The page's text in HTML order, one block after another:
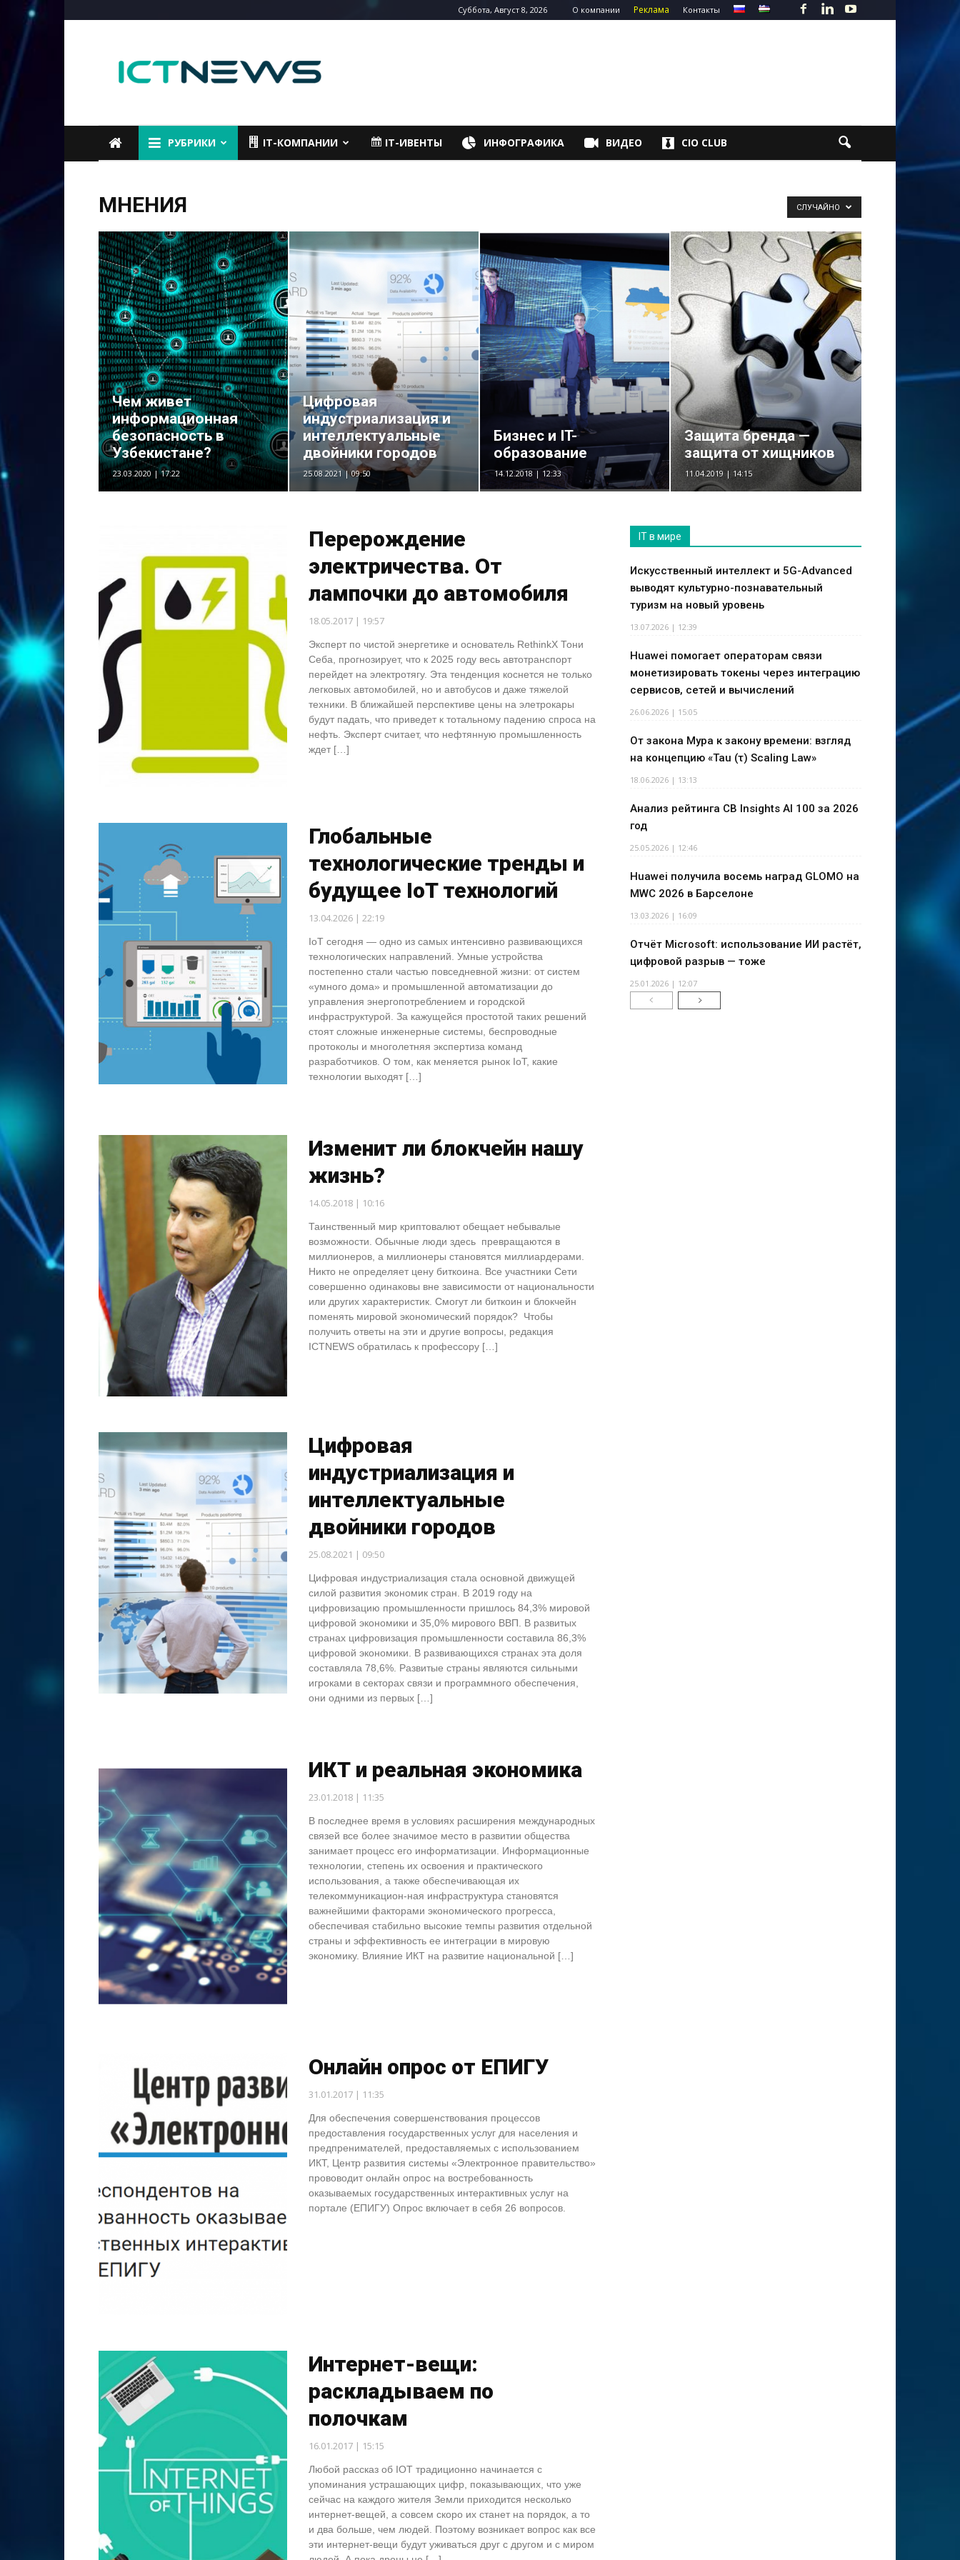
Суббота, Август 8, 2026 О компании Реклама Контакты
РУБРИКИ IT-КОМПАНИИ IT-ИВЕНТЫ ИНФОГРАФИКА ВИДЕО CIO CLUB
МНЕНИЯ СЛУЧАЙНО
Чем живет
информационная
безопасность в
Узбекистане?
23.03.2020 | 17:22
Цифровая
индустриализация и
интеллектуальные
двойники городов
25.08.2021 | 09:50
Бизнес и IT-
образование
14.12.2018 | 12:33
Защита бренда —
защита от хищников
11.04.2019 | 14:15
Перерождение
электричества. От
лампочки до автомобиля
18.05.2017 | 19:57
Эксперт по чистой энергетике и основатель RethinkX Тони
Себа, прогнозирует, что к 2025 году весь автотранспорт
перейдет на электротягу. Эта тенденция коснется не только
легковых автомобилей, но и автобусов и даже тяжелой
техники. В ближайшей перспективе цены на элетрокары
будут падать, что приведет к тотальному падению спроса на
нефть. Эксперт считает, что нефтянную промышленность
ждет […]
Глобальные
технологические тренды и
будущее IoT технологий
13.04.2026 | 22:19
IoT сегодня — одно из самых интенсивно развивающихся
технологических направлений. Умные устройства
постепенно стали частью повседневной жизни: от систем
«умного дома» и промышленной автоматизации до
управления энергопотреблением и городской
инфраструктурой. За кажущейся простотой таких решений
стоят сложные инженерные системы, беспроводные
протоколы и многолетняя экспертиза команд
разработчиков. О том, как меняется рынок IoT, какие
технологии выходят […]
Изменит ли блокчейн нашу
жизнь?
14.05.2018 | 10:16
Таинственный мир криптовалют обещает небывалые
возможности. Обычные люди здесь превращаются в
миллионеров, а миллионеры становятся миллиардерами.
Никто не определяет цену биткоина. Все участники Сети
совершенно одинаковы вне зависимости от национальности
или других характеристик. Смогут ли биткоин и блокчейн
поменять мировой экономический порядок? Чтобы
получить ответы на эти и другие вопросы, редакция
ICTNEWS обратилась к профессору […]
Цифровая
индустриализация и
интеллектуальные
двойники городов
25.08.2021 | 09:50
Цифровая индустриализация стала основной движущей
силой развития экономик стран. В 2019 году на
цифровизацию промышленности пришлось 84,3% мировой
цифровой экономики и 35,0% мирового ВВП. В развитых
странах цифровизация промышленности составила 86,3%
цифровой экономики. В развивающихся странах эта доля
составляла 78,6%. Развитые страны являются сильными
игроками в секторах связи и программного обеспечения,
они одними из первых […]
ИКТ и реальная экономика
23.01.2018 | 11:35
В последнее время в условиях расширения международных
связей все более значимое место в развитии общества
занимает процесс его информатизации. Информационные
технологии, степень их освоения и практического
использования, а также обеспечивающая их
телекоммуникацион-ная инфраструктура становятся
важнейшими факторами экономического прогресса,
обеспечивая стабильно высокие темпы развития отдельной
страны и эффективность ее интеграции в мировую
экономику. Влияние ИКТ на развитие национальной […]
Онлайн опрос от ЕПИГУ
31.01.2017 | 11:35
Для обеспечения совершенствования процессов
предоставления государственных услуг для населения и
предпренимателей, предоставляемых с использованием
ИКТ, Центр развития системы «Электронное правительство»
прововодит онлайн опрос на востребованность
оказываемых государственных интерактивных услуг на
портале (ЕПИГУ) Опрос включает в себя 26 вопросов.
Интернет-вещи:
раскладываем по
полочкам
16.01.2017 | 15:15
Любой рассказ об IOT традиционно начинается с
упоминания устрашающих цифр, показывающих, что уже
сейчас на каждого жителя Земли приходится несколько
интернет-вещей, а совсем скоро их станет на порядок, а то
и два больше, чем людей. Поэтому возникает вопрос как все
эти интернет-вещи будут уживаться друг с другом и с миром
IT в мире
Искусственный интеллект и 5G-Advanced
выводят культурно-познавательный
туризм на новый уровень
13.07.2026 | 12:39
Huawei помогает операторам связи
монетизировать токены через интеграцию
сервисов, сетей и вычислений
26.06.2026 | 15:05
От закона Мура к закону времени: взгляд
на концепцию «Tau (τ) Scaling Law»
18.06.2026 | 13:13
Анализ рейтинга CB Insights AI 100 за 2026
год
25.05.2026 | 12:46
Huawei получила восемь наград GLOMO на
MWC 2026 в Барселоне
13.03.2026 | 16:09
Отчёт Microsoft: использование ИИ растёт,
цифровой разрыв — тоже
25.01.2026 | 12:07